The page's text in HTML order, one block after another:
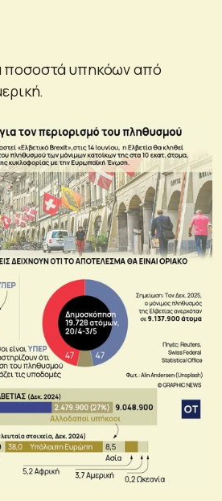
ποσοστά υπηκόων από